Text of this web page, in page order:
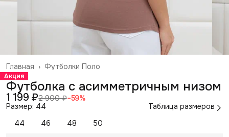
Футболки Поло
Главная ›
Акция
Футболка с асимметричным низом
1 199 ₽2 900 ₽−59%
Размер: 44
Таблица размеров
44
46 48 50